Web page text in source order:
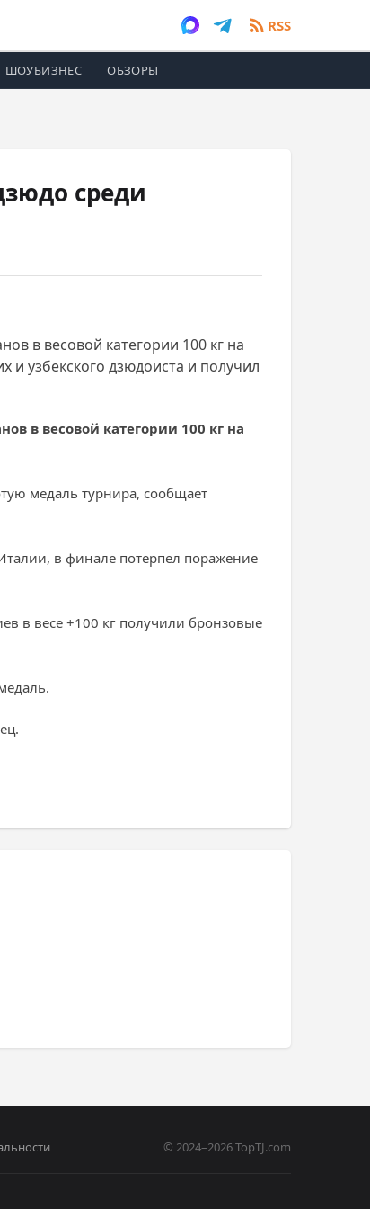
RSS
ШОУБИЗНЕС ОБЗОРЫ
среди
в весовой категории 100 кг на
узбекского дзюдоиста и получил
в весовой категории 100 кг на
медаль турнира, сообщает
в финале потерпел поражение
в весе +100 кг получили бронзовые
© 2024–2026 TopTJ.com